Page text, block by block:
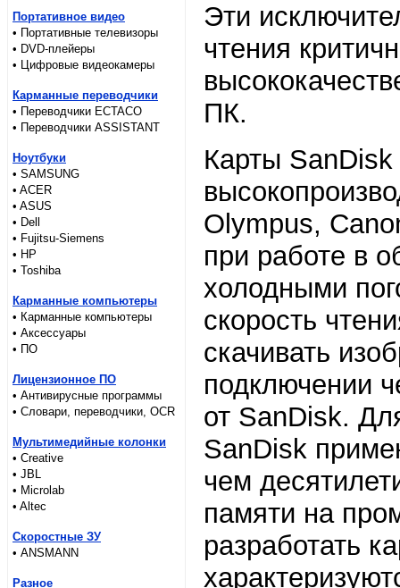
Портативное видео
• Портативные телевизоры
• DVD-плейеры
• Цифровые видеокамеры
Карманные переводчики
• Переводчики ECTACO
• Переводчики ASSISTANT
Ноутбуки
• SAMSUNG
• ACER
• ASUS
• Dell
• Fujitsu-Siemens
• HP
• Toshiba
Карманные компьютеры
• Карманные компьютеры
• Аксессуары
• ПО
Лицензионное ПО
• Антивирусные программы
• Словари, переводчики, OCR
Мультимедийные колонки
• Creative
• JBL
• Microlab
• Altec
Скоростные ЗУ
• ANSMANN
Разное
Эти
чтения
ПК.
Карты
Olympus,
при работе в
холодными
скорость
скачивать
подключении
от SanDisk.
SanDisk
чем
памяти на
разработать